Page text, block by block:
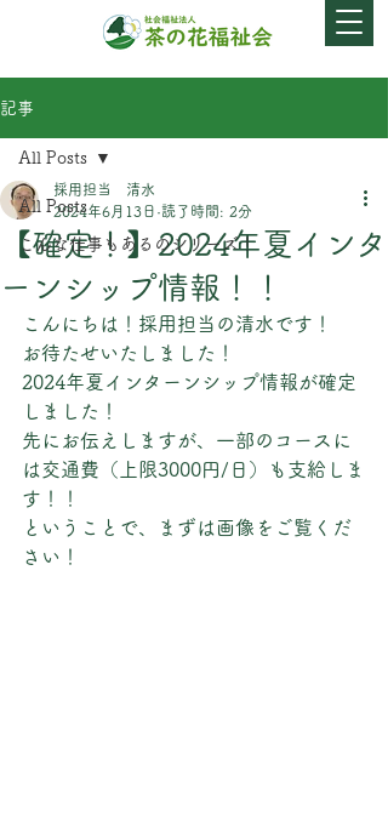
記事
All Posts
こんな仕事もあるのシリーズ！
All Posts
【確定！】2024年夏インタ
ーンシップ情報！！
採用担当 清水
2024年6月13日 読了時間: 2分
こんにちは！採用担当の清水です！
お待たせいたしました！
2024年夏インターンシップ情報が確定
しました！
先にお伝えしますが、一部のコースに
は交通費（上限3000円/日）も支給しま
す！！
ということで、まずは画像をご覧くだ
さい！